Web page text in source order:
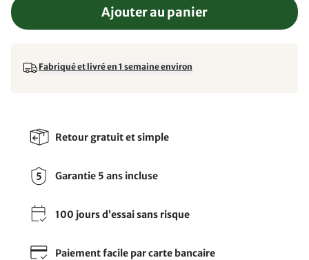
Ajouter au panier
Fabriqué et livré en 1 semaine environ
Retour gratuit et simple
Garantie 5 ans incluse
100 jours d’essai sans risque
Paiement facile par carte bancaire